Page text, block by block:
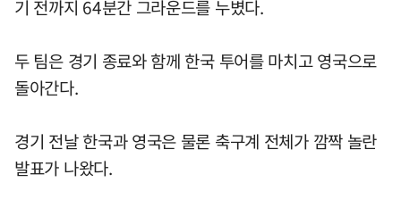
기 전까지 64분간 그라운드를 누볐다.
두 팀은 경기 종료와 함께 한국 투어를 마치고 영국으로
돌아간다.
경기 전날 한국과 영국은 물론 축구계 전체가 깜짝 놀란
발표가 나왔다.